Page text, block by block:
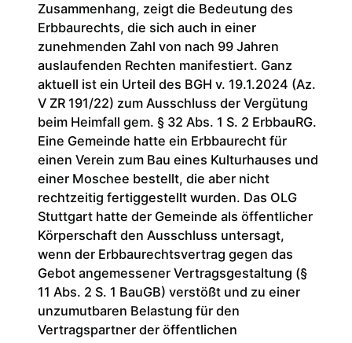
Zusammenhang, zeigt die Bedeutung des
Erbbaurechts, die sich auch in einer
zunehmenden Zahl von nach 99 Jahren
auslaufenden Rechten manifestiert. Ganz
aktuell ist ein Urteil des BGH v. 19.1.2024 (Az.
V ZR 191/22) zum Ausschluss der Vergütung
beim Heimfall gem. § 32 Abs. 1 S. 2 ErbbauRG.
Eine Gemeinde hatte ein Erbbaurecht für
einen Verein zum Bau eines Kulturhauses und
einer Moschee bestellt, die aber nicht
rechtzeitig fertiggestellt wurden. Das OLG
Stuttgart hatte der Gemeinde als öffentlicher
Körperschaft den Ausschluss untersagt,
wenn der Erbbaurechtsvertrag gegen das
Gebot angemessener Vertragsgestaltung (§
11 Abs. 2 S. 1 BauGB) verstößt und zu einer
unzumutbaren Belastung für den
Vertragspartner der öffentlichen